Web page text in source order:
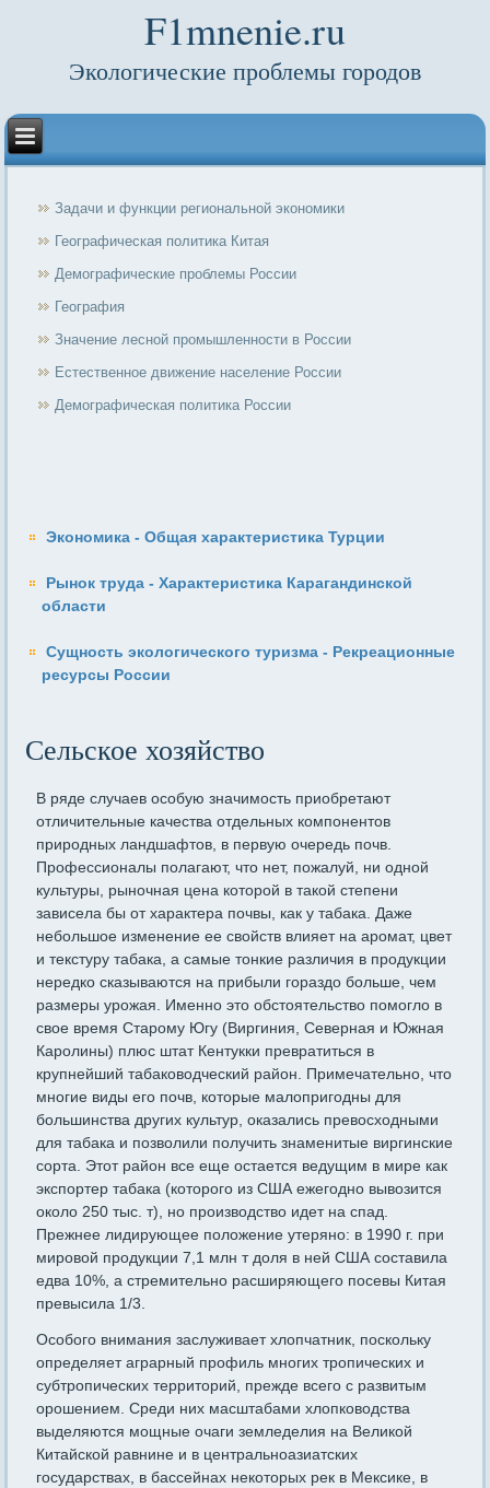
F1mnenie.ru
Экологические проблемы городов
Задачи и функции региональной экономики
Географическая политика Китая
Демографические проблемы России
География
Значение лесной промышленности в России
Естественное движение население России
Демографическая политика России
Экономика - Общая характеристика Турции
Рынок труда - Характеристика Карагандинской
области
Сущность экологического туризма - Рекреационные
ресурсы России
Сельское хозяйство
В ряде случаев особую значимость приобретают
отличительные качества отдельных компонентов
природных ландшафтов, в первую очередь почв.
Профессионалы полагают, что нет, пожалуй, ни одной
культуры, рыночная цена которой в такой степени
зависела бы от характера почвы, как у табака. Даже
небольшое изменение ее свойств влияет на аромат, цвет
и текстуру табака, а самые тонкие различия в продукции
нередко сказываются на прибыли гораздо больше, чем
раз­меры урожая. Именно это обстоятельство помогло в
свое время Старому Югу (Виргиния, Северная и Южная
Каролины) плюс штат Кентукки превратиться в
крупнейший табаководческий район. Примечательно, что
многие виды его почв, которые малопригодны для
большинства других культур, оказались превосходными
для табака и позволили получить знаменитые виргинские
сорта. Этот район все еще остается ведущим в мире как
экспортер табака (которого из США ежегодно вывозится
около 250 тыс. т), но производство идет на спад.
Прежнее лидирующее положение утеряно: в 1990 г. при
мировой продукции 7,1 млн т доля в ней США составила
едва 10%, а стремительно рас­ширяющего посевы Китая
превысила 1/3.
Особого внимания заслуживает хлопчатник, поскольку
опреде­ляет аграрный профиль многих тропических и
субтропических тер­риторий, прежде всего с развитым
орошением. Среди них масшта­бами хлопководства
выделяются мощные очаги земледелия на Ве­ликой
Китайской равнине и в центральноазиатских
государствах, в бассейнах некоторых рек в Мексике, в